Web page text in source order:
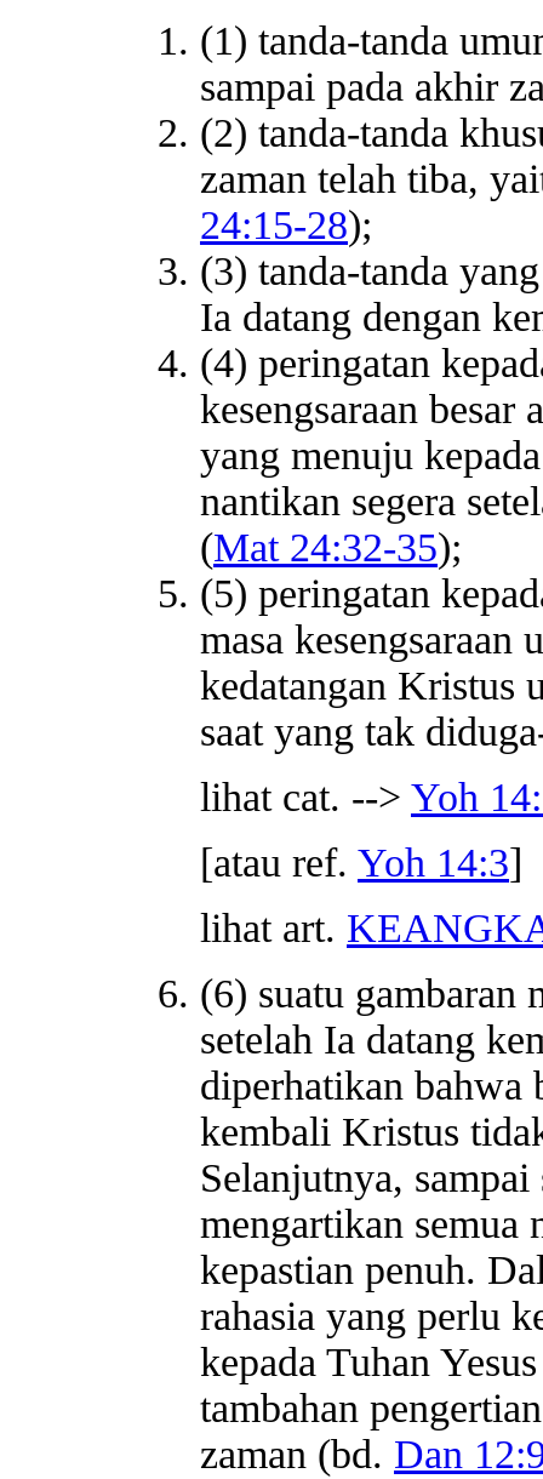
(1) tanda-tanda
sampai pada akhir
(2) tanda-tanda
zaman telah tiba,
24:15-28);
(3) tanda-tanda
Ia datang dengan
(4) peringatan
kesengsaraan besar
yang menuju
nantikan segera
(Mat 24:32-35);
(5) peringatan
masa kesengsaraan
kedatangan Kristus
saat yang tak
lihat cat. --> Yoh
[atau ref. Yoh 14:3]
lihat art.
(6) suatu gambaran
setelah Ia datang
diperhatikan bahwa
kembali Kristus
Selanjutnya,
mengartikan semua
kepastian penuh.
rahasia yang perlu
kepada Tuhan
tambahan
zaman (bd. Dan